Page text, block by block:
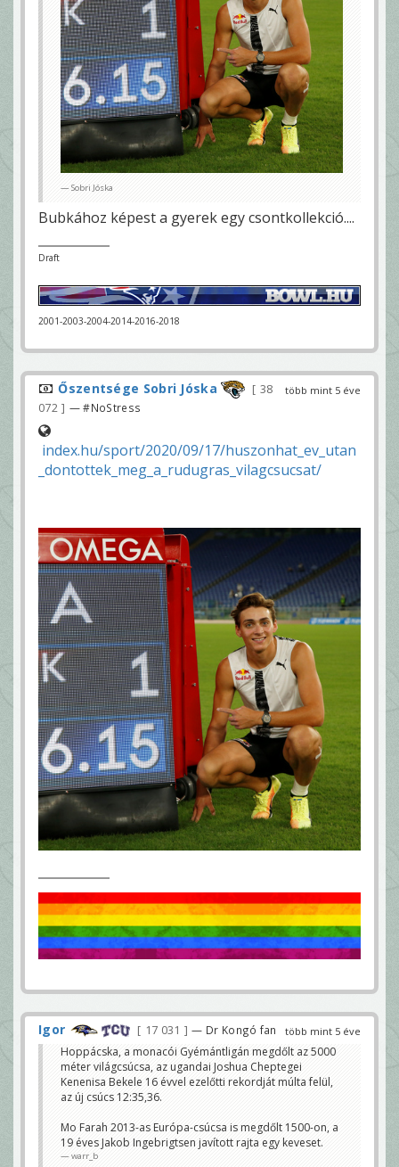
Sobri Jóska
Bubkához képest a gyerek egy csontkollekció....
Draft
2001-2003-2004-2014-2016-2018
több mint 5 éve
Őszentsége Sobri Jóska
38
072
— #NoStress
index.hu/sport/2020/09/17/huszonhat_ev_utan
_dontottek_meg_a_rudugras_vilagcsucsat/
több mint 5 éve
Igor 17 031 — Dr Kongó fan
Hoppácska, a monacói Gyémántligán megdőlt az 5000
méter világcsúcsa, az ugandai Joshua Cheptegei
Kenenisa Bekele 16 évvel ezelőtti rekordját múlta felül,
az új csúcs 12:35,36.
Mo Farah 2013-as Európa-csúcsa is megdőlt 1500-on, a
19 éves Jakob Ingebrigtsen javított rajta egy keveset.
warr_b